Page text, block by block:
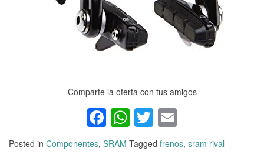
Comparte la oferta con tus amigos
Facebook
WhatsApp
Twitter
Posted in Componentes, SRAM Tagged frenos, sram rival